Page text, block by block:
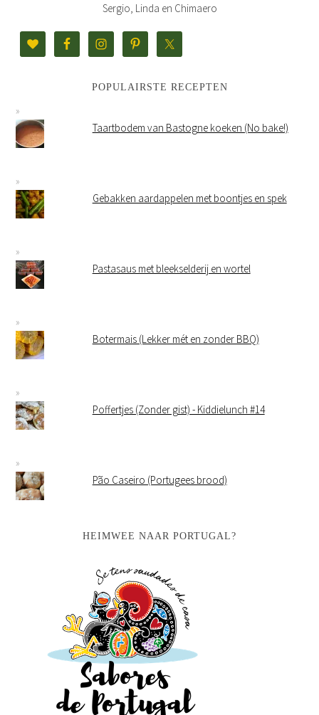
Sergio, Linda en Chimaero
POPULAIRSTE RECEPTEN
Taartbodem van Bastogne koeken (No bake!)
Gebakken aardappelen met boontjes en spek
Pastasaus met bleekselderij en wortel
Botermais (Lekker mét en zonder BBQ)
Poffertjes (Zonder gist) - Kiddielunch #14
Pão Caseiro (Portugees brood)
HEIMWEE NAAR PORTUGAL?